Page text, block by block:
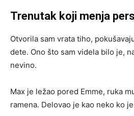
Trenutak koji menja
Otvorila sam vrata tiho,
dete. Ono što sam videla bilo je,
nevino.
Max je ležao pored Emme, ruka
ramena. Delovao je kao neko ko